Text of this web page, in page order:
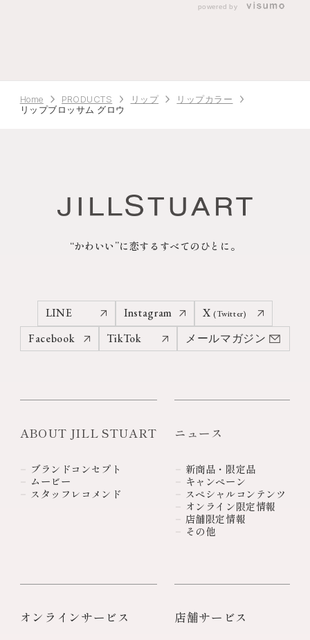
powered by
Home PRODUCTS リップ
リップカラー
リップブロッサム グロウ
“かわいい”に恋するすべてのひとに。
LINE Instagram X (Twitter)
Facebook TikTok メールマガジン
ABOUT JILL STUART
ブランドコンセプト
ムービー
スタッフレコメンド
ニュース
新商品・限定品
キャンペーン
スペシャルコンテンツ
オンライン限定情報
店舗限定情報
その他
オンラインサービス 店舗サービス